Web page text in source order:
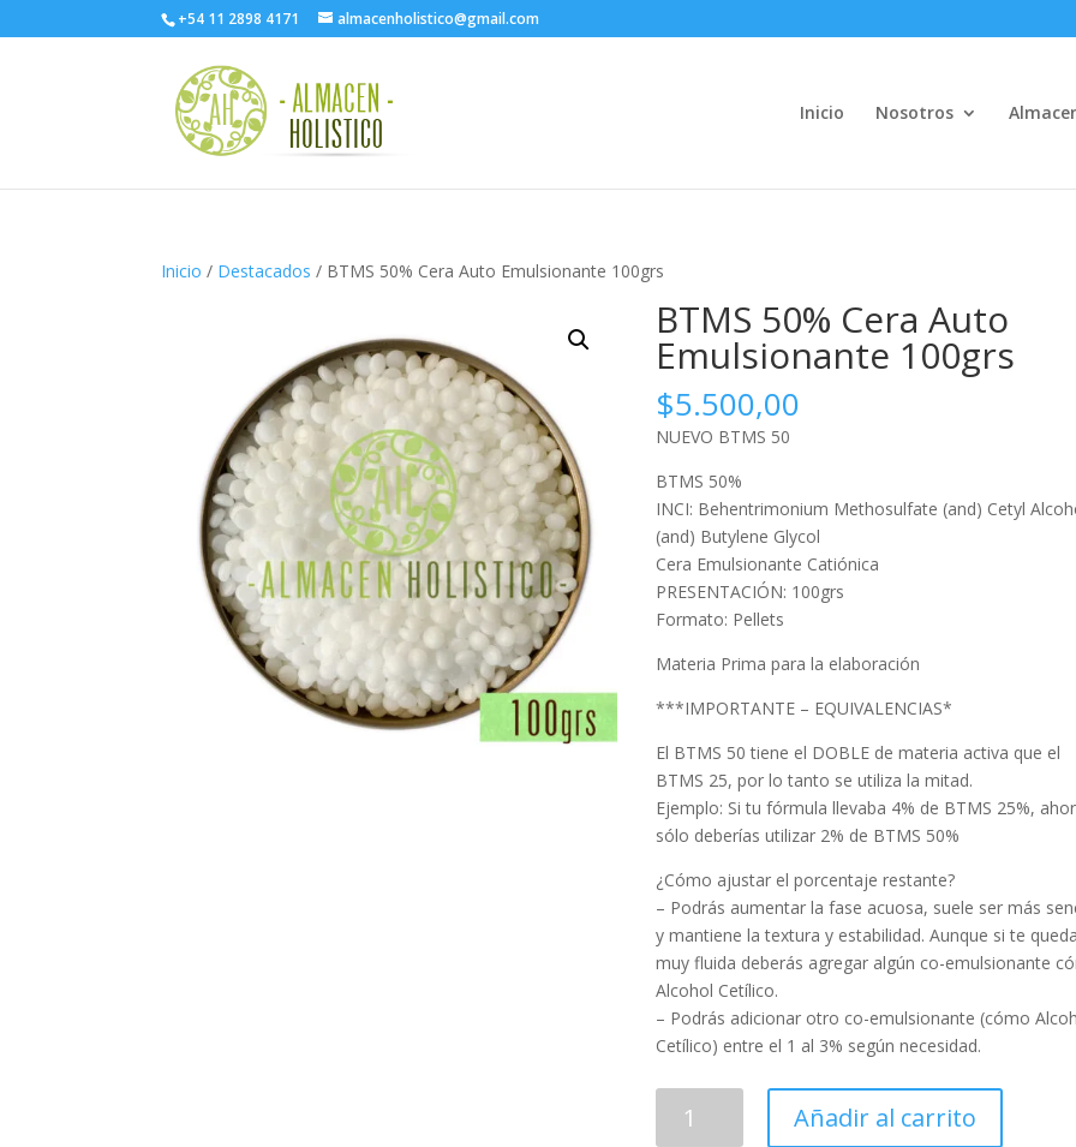
+54 11 2898 4171 almacenholistico@gmail.com
Inicio Nosotros
Inicio / Destacados / BTMS 50% Cera Auto Emulsionante 100grs
BTMS 50% Cera Auto
Emulsionante 100grs
$5.500,00
NUEVO BTMS 50
BTMS 50%
INCI: Behentrimonium Methosulfate (and) Cetyl
(and) Butylene Glycol
Cera Emulsionante Catiónica
PRESENTACIÓN: 100grs
Formato: Pellets
Materia Prima para la elaboración
***IMPORTANTE – EQUIVALENCIAS*
El BTMS 50 tiene el DOBLE de materia activa que el
BTMS 25, por lo tanto se utiliza la mitad.
Ejemplo: Si tu fórmula llevaba 4% de BTMS 25%,
sólo deberías utilizar 2% de BTMS 50%
¿Cómo ajustar el porcentaje restante?
– Podrás aumentar la fase acuosa, suele ser más
y mantiene la textura y estabilidad. Aunque si te
muy fluida deberás agregar algún co-emulsionante
Alcohol Cetílico.
– Podrás adicionar otro co-emulsionante (cómo
Cetílico) entre el 1 al 3% según necesidad.
Añadir al carrito